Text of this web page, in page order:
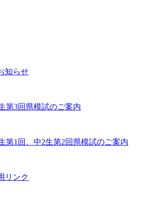
知らせ
第3回県模試のご案内
第1回、中2生第2回県模試のご案内
リンク